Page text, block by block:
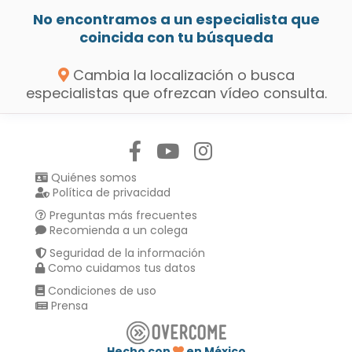
No encontramos a un especialista que
coincida con tu búsqueda
Cambia la localización o busca
especialistas que ofrezcan vídeo consulta.
Quiénes somos
Política de privacidad
Preguntas más frecuentes
Recomienda a un colega
Seguridad de la información
Como cuidamos tus datos
Condiciones de uso
Prensa